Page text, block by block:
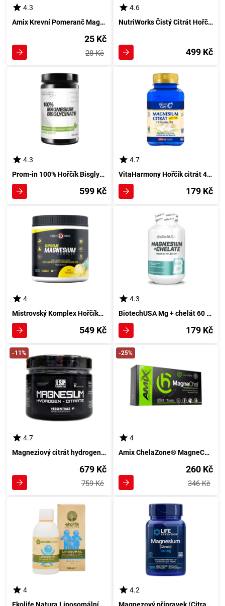
4.3
Amix Krevní Pomeranč MagneSilný 60ml
25 Kč
28 Kč
4.6
NutriWorks Čistý Citrát Hořčíku 200 g neochucený
499 Kč
4.3
Prom-in 100% Hořčík Bisglycinát 390 g citrónový (stevií)
599 Kč
4.7
VitaHarmony Hořčík citrát 400mg + Vitamin B6 60 tablet
179 Kč
4
Mistrovský Komplex Hořčíku 340 g s ananasem
549 Kč
4.3
BiotechUSA Mg + chelát 60 tablet
179 Kč
-11%
4.7
Magneziový citrát hydrogenu LSP prášek 500 g
679 Kč
759 Kč
-25%
4
Amix ChelaZone® MagneChel® 90 kapslí -> Amix ChelaZone® MágnesChelát® 90 kapslí
260 Kč
346 Kč
4
4.2